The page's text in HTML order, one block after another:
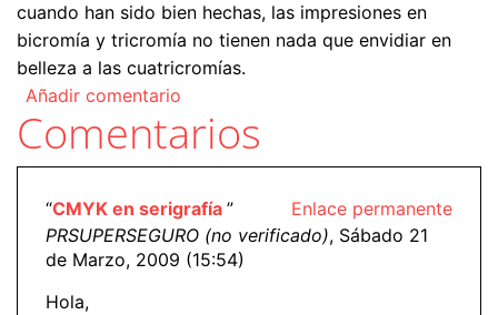
cuando han sido bien hechas, las impresiones en
bicromía y tricromía no tienen nada que envidiar en
belleza a las cuatricromías.
Añadir comentario
Comentarios
Enlace permanente
“CMYK en serigrafía ”
PRSUPERSEGURO (no verificado), Sábado 21
de Marzo, 2009 (15:54)
Hola,